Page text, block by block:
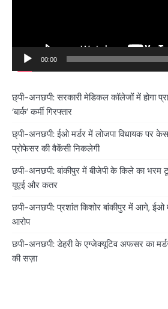
00:00
छ्पी-अनछपी: सरकारी मेडिकल कॉलेजों में होगा
‘बार्क’ कर्मी गिरफ्तार
छ्पी-अनछपी: ईओ मर्डर में लोजपा विधायक पर
प्रोफेसर की वैकेंसी निकलेगी
छपी-अनछपी: बांकीपुर में बीजेपी के किले का भरम
यूएई और कतर
छपी-अनछपी: प्रशांत किशोर बांकीपुर में आगे, ईओ
आरोप
छपी-अनछपी: डेहरी के एग्जेक्यूटिव अफसर का
की सज़ा